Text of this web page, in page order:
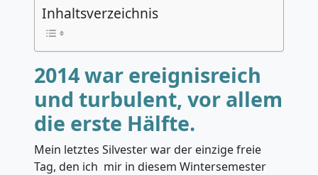
Inhaltsverzeichnis
2014 war ereignisreich
und turbulent, vor allem
die erste Hälfte.
Mein letztes Silvester war der einzige freie
Tag, den ich mir in diesem Wintersemester